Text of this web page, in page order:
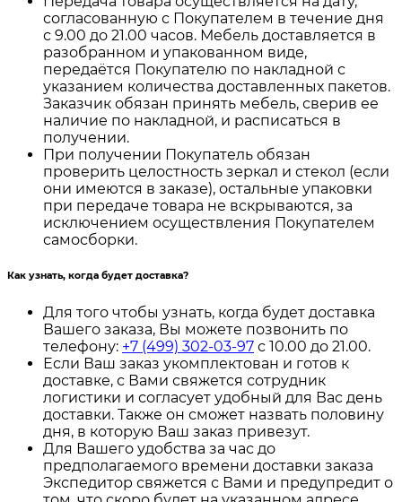
согласованную с Покупателем в течение дня
с 9.00 до 21.00 часов. Мебель доставляется в
разобранном и упакованном виде,
передаётся Покупателю по накладной с
указанием количества доставленных пакетов.
Заказчик обязан принять мебель, сверив ее
наличие по накладной, и расписаться в
получении.
При получении Покупатель обязан
проверить целостность зеркал и стекол (если
они имеются в заказе), остальные упаковки
при передаче товара не вскрываются, за
исключением осуществления Покупателем
самосборки.
Как узнать, когда будет доставка?
Для того чтобы узнать, когда будет доставка
Вашего заказа, Вы можете позвонить по
телефону: +7 (499) 302-03-97 с 10.00 до 21.00.
Если Ваш заказ укомплектован и готов к
доставке, с Вами свяжется сотрудник
логистики и согласует удобный для Вас день
доставки. Также он сможет назвать половину
дня, в которую Ваш заказ привезут.
Для Вашего удобства за час до
предполагаемого времени доставки заказа
Экспедитор свяжется с Вами и предупредит о